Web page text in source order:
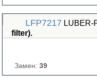
LFP7217 LUBER-
filter).
Замен: 39